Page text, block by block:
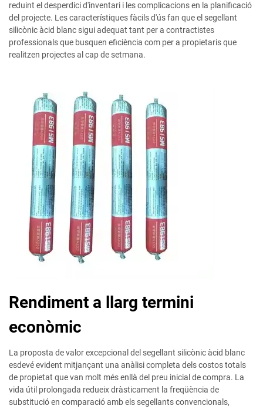
reduint el desperdici d'inventari i les complicacions en la planificació
del projecte. Les característiques fàcils d'ús fan que el segellant
silicònic àcid blanc sigui adequat tant per a contractistes
professionals que busquen eficiència com per a propietaris que
realitzen projectes al cap de setmana.
Rendiment a llarg termini
econòmic
La proposta de valor excepcional del segellant silicònic àcid blanc
esdevé evident mitjançant una anàlisi completa dels costos totals
de propietat que van molt més enllà del preu inicial de compra. La
vida útil prolongada redueix dràsticament la freqüència de
substitució en comparació amb els segellants convencionals,